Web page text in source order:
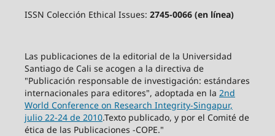
ISSN Colección Ethical Issues: 2745-0066 (en línea)
Las publicaciones de la editorial de la Universidad
Santiago de Cali se acogen a la directiva de
"Publicación responsable de investigación: estándares
internacionales para editores", adoptada en la 2nd
World Conference on Research Integrity-Singapur,
julio 22-24 de 2010.Texto publicado, y por el Comité de
ética de las Publicaciones -COPE."